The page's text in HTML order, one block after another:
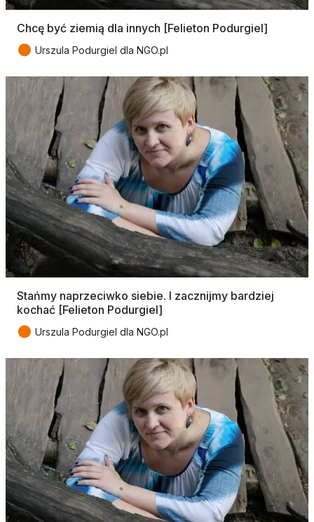
Chcę być ziemią dla innych [Felieton Podurgiel]
● Urszula Podurgiel dla NGO.pl
Stańmy naprzeciwko siebie. I zacznijmy bardziej
kochać [Felieton Podurgiel]
● Urszula Podurgiel dla NGO.pl